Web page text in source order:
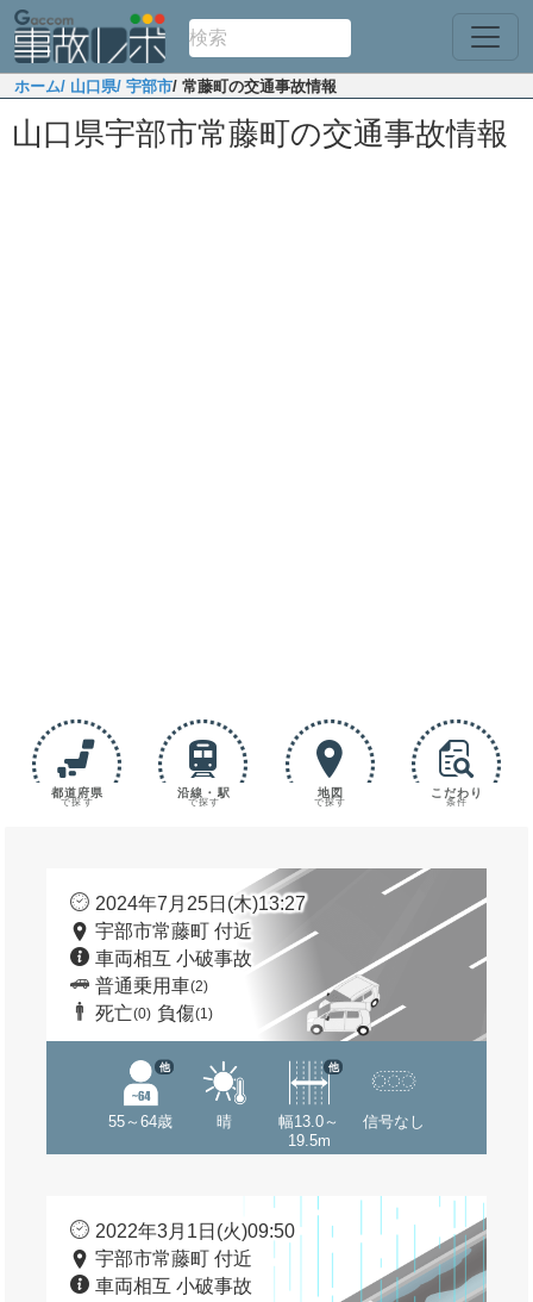
ホーム/ 山口県/ 宇部市/ 常藤町の交通事故情報
山口県宇部市常藤町の交通事故情報
都道府県
で探す
沿線・駅
で探す
地図
で探す
こだわり
条件
2024年7月25日(木)13:27
宇部市常藤町 付近
車両相互 小破事故
普通乗用車(2)
死亡(0) 負傷(1)
55～64歳
他
晴
幅13.0～
19.5m
他
信号なし
2022年3月1日(火)09:50
宇部市常藤町 付近
車両相互 小破事故